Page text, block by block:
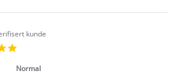
kunde
rating
Normal